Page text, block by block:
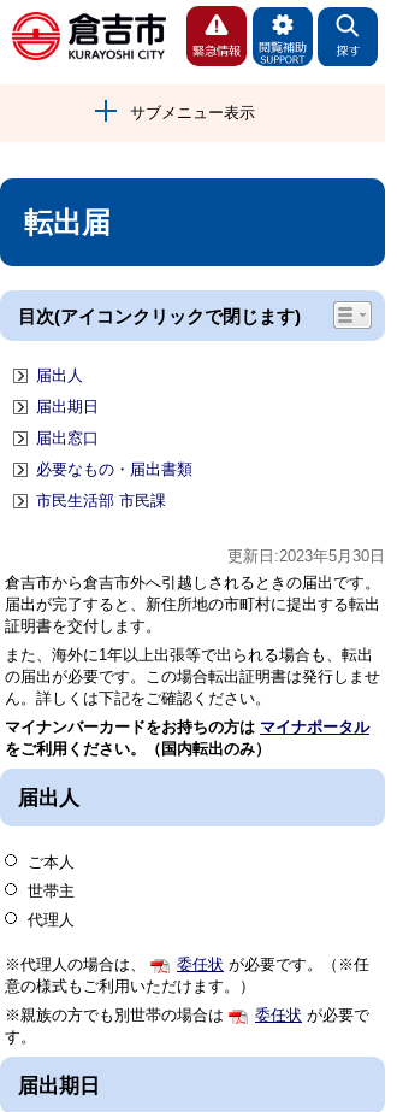
サブメニュー表示
転出届
目次(アイコンクリックで閉じます)
届出人
届出期日
届出窓口
必要なもの・届出書類
市民生活部 市民課
更新日:2023年5月30日
倉吉市から倉吉市外へ引越しされるときの届出です。
届出が完了すると、新住所地の市町村に提出する転出
証明書を交付します。
また、海外に1年以上出張等で出られる場合も、転出
の届出が必要です。この場合転出証明書は発行しませ
ん。詳しくは下記をご確認ください。
マイナンバーカードをお持ちの方は マイナポータル
をご利用ください。（国内転出のみ）
届出人
ご本人
世帯主
代理人
※代理人の場合は、 委任状 が必要です。（※任
意の様式もご利用いただけます。）
※親族の方でも別世帯の場合は
委任状 が必要で
す。
届出期日